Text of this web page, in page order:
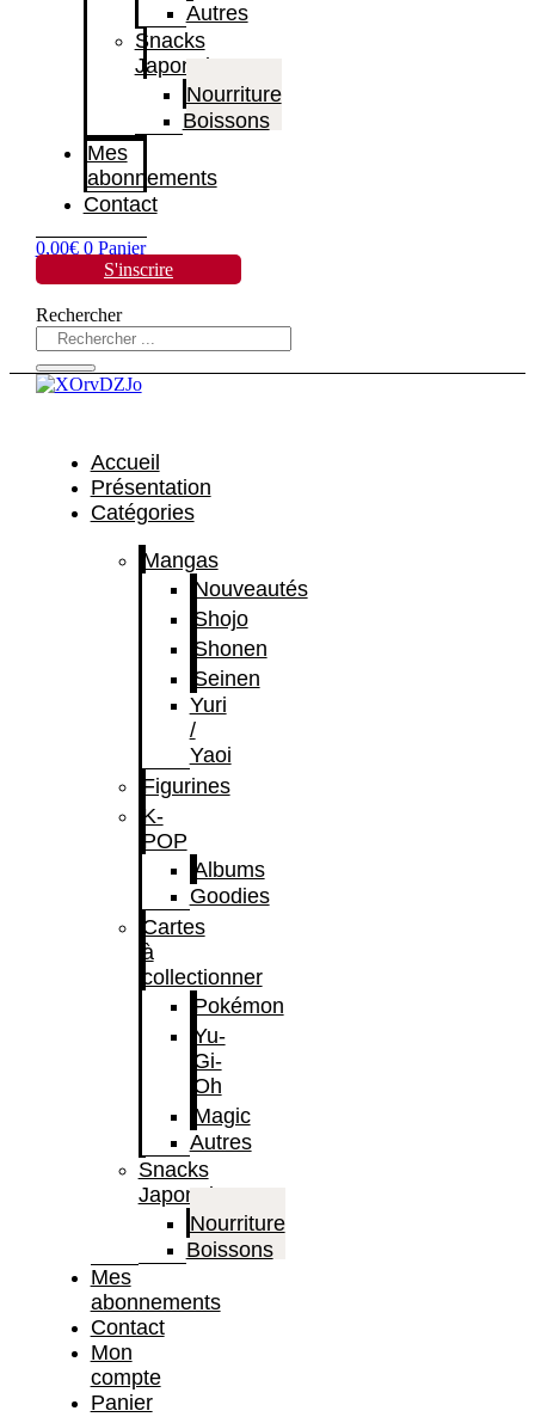
Autres
Snacks
Japonais
Nourriture
Boissons
Mes
abonnements
Contact
0,00€ 0 Panier
S'inscrire
Rechercher
Accueil
Présentation
Catégories
Mangas
Nouveautés
Shojo
Shonen
Seinen
Yuri
/
Yaoi
Figurines
K-
POP
Albums
Goodies
Cartes
à
collectionner
Pokémon
Yu-
Gi-
Oh
Magic
Autres
Snacks
Japonais
Nourriture
Boissons
Mes
abonnements
Contact
Mon
compte
Panier